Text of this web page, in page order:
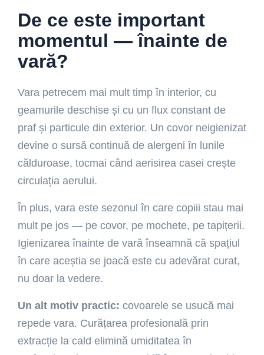
De ce este important
momentul — înainte de
vară?
Vara petrecem mai mult timp în interior, cu
geamurile deschise și cu un flux constant de
praf și particule din exterior. Un covor neigienizat
devine o sursă continuă de alergeni în lunile
călduroase, tocmai când aerisirea casei crește
circulația aerului.
În plus, vara este sezonul în care copiii stau mai
mult pe jos — pe covor, pe mochete, pe tapițerii.
Igienizarea înainte de vară înseamnă că spațiul
în care aceștia se joacă este cu adevărat curat,
nu doar la vedere.
Un alt motiv practic: covoarele se usucă mai
repede vara. Curățarea profesională prin
extracție la cald elimină umiditatea în